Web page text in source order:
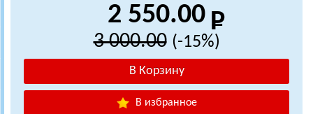
2 550.00
3 000.00 (-15%)
В избранное